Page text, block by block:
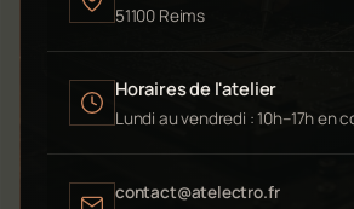
51100 Reims
Horaires de l'atelier
Lundi au vendredi : 10h–17h en
contact@atelectro.fr